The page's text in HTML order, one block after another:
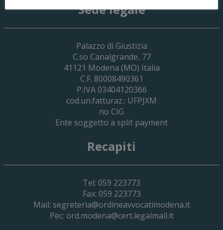
Sede legale
Palazzo di Giustizia
C.so Canalgrande, 77
41121 Modena (MO) Italia
C.F. 80008490361
P.IVA 03404120366
cod.un.fatturaz.: UFPJXM
no CIG
Ente soggetto a split payment
Recapiti
Tel: 059 223773
Fax: 059 223773
Mail: segreteria@ordineavvocatimodena.it
Pec: ord.modena@cert.legalmail.it